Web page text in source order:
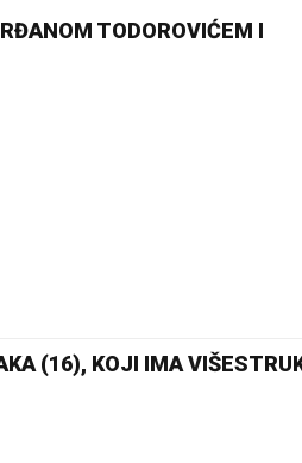
TODOROVIĆEM I
(16), KOJI IMA